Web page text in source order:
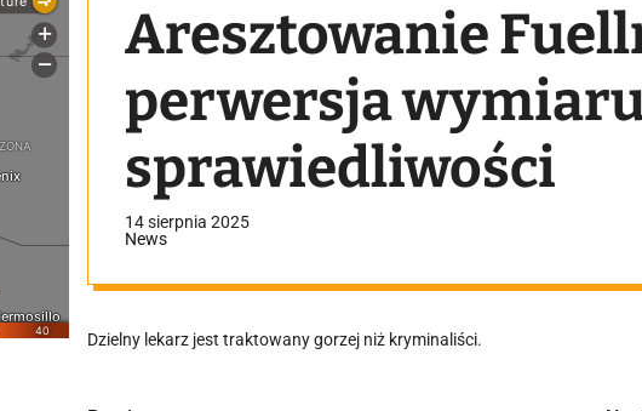
Aresztowanie
perwersja
sprawiedliwości
14 sierpnia 2025
News
Dzielny lekarz jest traktowany gorzej niż kryminaliści.